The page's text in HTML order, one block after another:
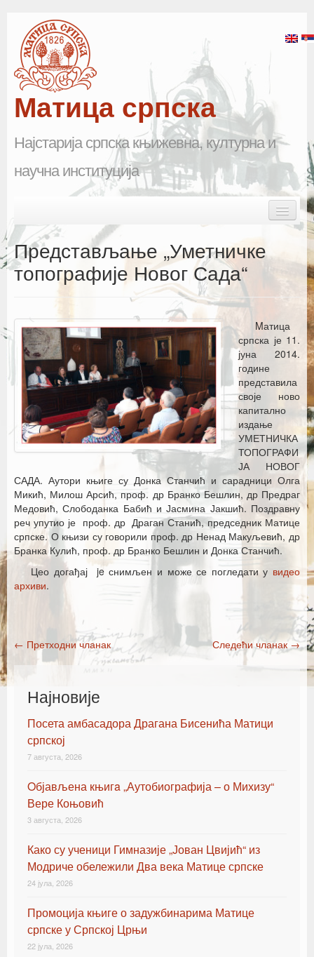
Матица српска
Најстарија српска књижевна, културна и
научна институција
Почетна
Матица српска
Каталог издања
Летопис Матице српске
Гласник Матице српске
Е–издања
Вести
Представљање „Уметничке
топографије Новог Сада“
Mатица
српска је 11.
јуна 2014.
године
представила
своје ново
капитално
издање
УМЕТНИЧКА
ТОПОГРАФИ
ЈА НОВОГ
САДА. Аутори књиге су Донка Станчић и сарадници Олга
Микић, Милош Арсић, проф. др Бранко Бешлин, др Предраг
Медовић, Слободанка Бабић и Јасмина Јакшић. Поздравну
реч упутио је проф. др Драган Станић, председник Матице
српске. О књизи су говорили проф. др Ненад Макуљевић, др
Бранка Кулић, проф. др Бранко Бешлин и Донка Станчић.
Цео догађај je снимљен и може се погледати у видео
архиви.
Post navigation
Следећи чланак→
← Претходни чланак
Најновије
Посета амбасадора Драгана Бисенића Матици
српској
7 августа, 2026
Oбјављена књигa „Аутобиографија – о Михизу“
Вере Коњовић
3 августа, 2026
Како су ученици Гимназије „Јован Цвијић“ из
Модриче обележили Два века Матице српске
24 јула, 2026
Промоција књиге о задужбинарима Матице
српске у Српској Црњи
22 јула, 2026